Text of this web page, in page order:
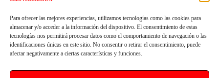
Para ofrecer las mejores experiencias, utilizamos tecnologías como las cookies para
almacenar y/o acceder a la información del dispositivo. El consentimiento de estas
tecnologías nos permitirá procesar datos como el comportamiento de navegación o las
identificaciones únicas en este sitio. No consentir o retirar el consentimiento, puede
afectar negativamente a ciertas características y funciones.